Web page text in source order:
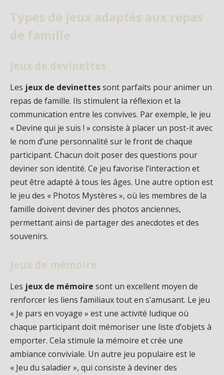
Types de jeux adaptés aux repas
de famille
Jeux de devinettes
Les jeux de devinettessont parfaits pour animer un
repas de famille. Ils stimulent la réflexion et la
communication entre les convives. Par exemple, le jeu
« Devine qui je suis ! » consiste à placer un post-it avec
le nom d’une personnalité sur le front de chaque
participant. Chacun doit poser des questions pour
deviner son identité. Ce jeu favorise l’interaction et
peut être adapté à tous les âges. Une autre option est
le jeu des « Photos Mystères », où les membres de la
famille doivent deviner des photos anciennes,
permettant ainsi de partager des anecdotes et des
souvenirs.
Jeux de mémoire
Les jeux de mémoire sont un excellent moyen de
renforcer les liens familiaux tout en s’amusant. Le jeu
« Je pars en voyage » est une activité ludique où
chaque participant doit mémoriser une liste d’objets à
emporter. Cela stimule la mémoire et crée une
ambiance conviviale. Un autre jeu populaire est le
« Jeu du saladier », qui consiste à deviner des